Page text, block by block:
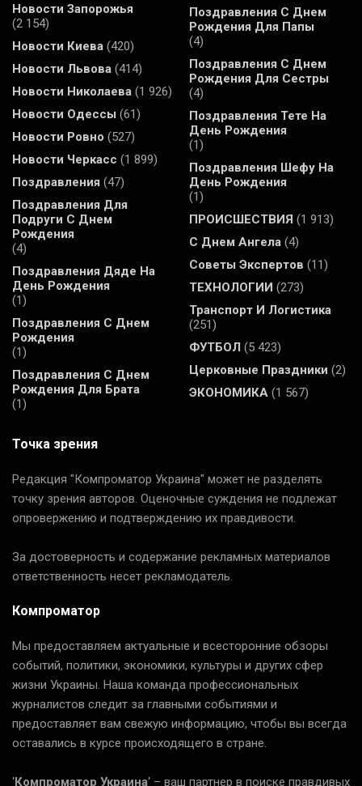
Новости Запорожья
(2 154)
Новости Киева (420)
Новости Львова (414)
Новости Николаева (1 926)
Новости Одессы (61)
Новости Ровно (527)
Новости Черкасс (1 899)
Поздравления (47)
Поздравления Для
Подруги С Днем
Рождения
(4)
Поздравления Дяде На
День Рождения
(1)
Поздравления С Днем
Рождения
(1)
Поздравления С Днем
Рождения Для Брата
(1)
Поздравления С Днем
Рождения Для Папы
(4)
Поздравления С Днем
Рождения Для Сестры
(4)
Поздравления Тете На
День Рождения
(1)
Поздравления Шефу На
День Рождения
(1)
ПРОИСШЕСТВИЯ (1 913)
С Днем Ангела (4)
Советы Экспертов (11)
ТЕХНОЛОГИИ (273)
Транспорт И Логистика
(251)
ФУТБОЛ (5 423)
Церковные Праздники (2)
ЭКОНОМИКА (1 567)
Точка зрения
Редакция "Компроматор Украина" может не разделять
точку зрения авторов. Оценочные суждения не подлежат
опровержению и подтверждению их правдивости.
За достоверность и содержание рекламных материалов
ответственность несет рекламодатель.
Компроматор
Мы предоставляем актуальные и всесторонние обзоры
событий, политики, экономики, культуры и других сфер
жизни Украины. Наша команда профессиональных
журналистов следит за главными событиями и
предоставляет вам свежую информацию, чтобы вы всегда
оставались в курсе происходящего в стране.
‘Компроматор Украина‘ – ваш партнер в поиске правдивых